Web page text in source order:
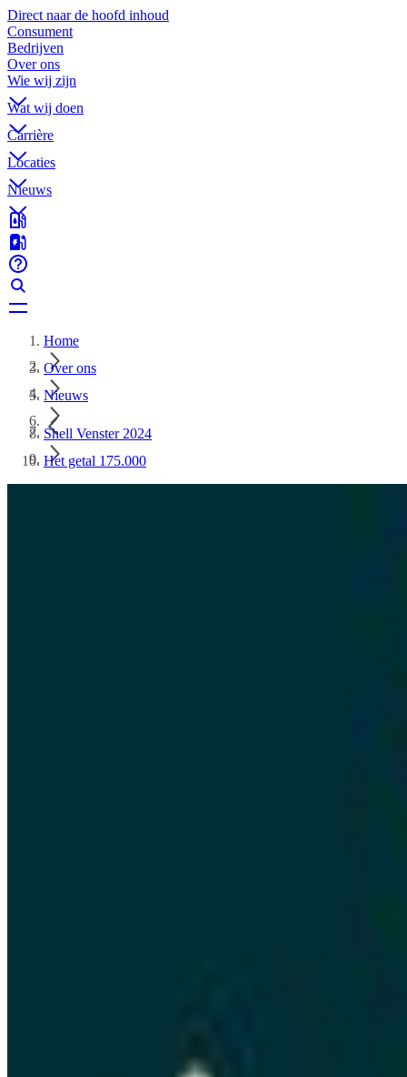
Direct naar de hoofd inhoud
Consument
Bedrijven
Over ons
Wie wij zijn
Wat wij doen
Carrière
Locaties
Nieuws
Home
Over ons
Nieuws
Shell Venster 2024
Het getal 175.000